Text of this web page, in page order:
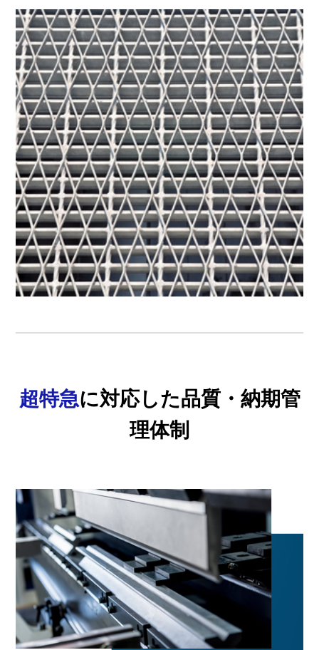
超特急に対応した品質・納期管
理体制